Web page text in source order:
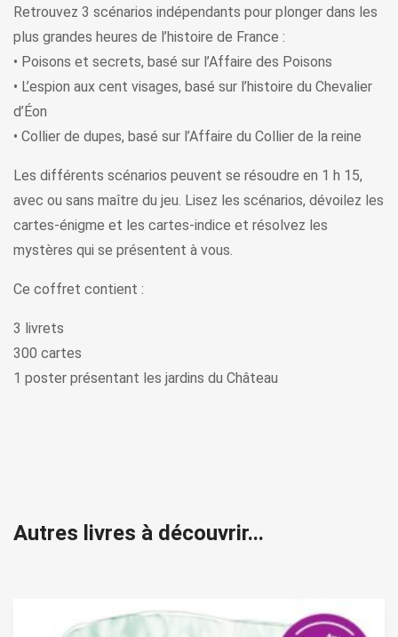
Retrouvez 3 scénarios indépendants pour plonger dans les
plus grandes heures de l’histoire de France :
• Poisons et secrets, basé sur l’Affaire des Poisons
• L’espion aux cent visages, basé sur l’histoire du Chevalier
d’Éon
• Collier de dupes, basé sur l’Affaire du Collier de la reine
Les différents scénarios peuvent se résoudre en 1 h 15,
avec ou sans maître du jeu. Lisez les scénarios, dévoilez les
cartes-énigme et les cartes-indice et résolvez les
mystères qui se présentent à vous.
Ce coffret contient :
3 livrets
300 cartes
1 poster présentant les jardins du Château
Autres livres à découvrir...